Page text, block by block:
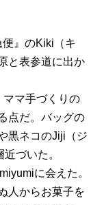
』のKiki（キ
と表参道に出か
ママ手づくりの
点だ。バッグの
黒ネコのJiji（ジ
づいた。
に会えた。
人からお菓子を